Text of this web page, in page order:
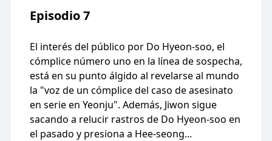
Episodio 7
El interés del público por Do Hyeon-soo, el
cómplice número uno en la línea de sospecha,
está en su punto álgido al revelarse al mundo
la "voz de un cómplice del caso de asesinato
en serie en Yeonju". Además, Jiwon sigue
sacando a relucir rastros de Do Hyeon-soo en
el pasado y presiona a Hee-seong...